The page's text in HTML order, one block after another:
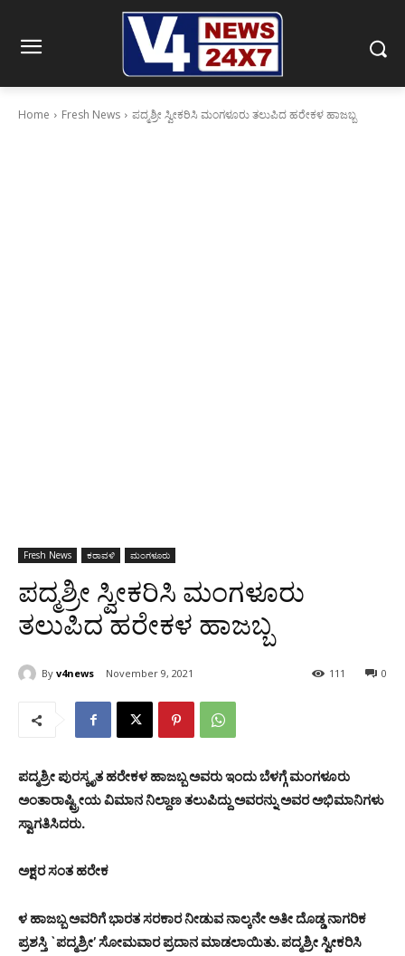
Home Fresh News ಪದ್ಮಶ್ರೀ ಸ್ವೀಕರಿಸಿ ಮಂಗಳೂರು ತಲುಪಿದ ಹರೇಕಳ ಹಾಜಬ್ಬ
Fresh News ಕರಾವಳಿ ಮಂಗಳೂರು
ಪದ್ಮಶ್ರೀ ಸ್ವೀಕರಿಸಿ ಮಂಗಳೂರು
ತಲುಪಿದ ಹರೇಕಳ ಹಾಜಬ್ಬ
By v4news November 9, 2021 0
111
ಪದ್ಮಶ್ರೀ ಪುರಸ್ಕೃತ ಹರೇಕಳ ಹಾಜಬ್ಬ ಅವರು ಇಂದು ಬೆಳಗ್ಗೆ ಮಂಗಳೂರು
ಅಂತಾರಾಷ್ಟ್ರೀಯ ವಿಮಾನ ನಿಲ್ದಾಣ ತಲುಪಿದ್ದು ಅವರನ್ನು ಅವರ ಅಭಿಮಾನಿಗಳು
ಸ್ವಾಗತಿಸಿದರು.
ಅಕ್ಷರ ಸಂತ ಹರೇಕ
ಳ ಹಾಜಬ್ಬ ಅವರಿಗೆ ಭಾರತ ಸರಕಾರ ನೀಡುವ ನಾಲ್ಕನೇ ಅತೀ ದೊಡ್ಡ ನಾಗರಿಕ
ಪ್ರಶಸ್ತಿ `ಪದ್ಮಶ್ರೀ’ ಸೋಮವಾರ ಪ್ರದಾನ ಮಾಡಲಾಯಿತು. ಪದ್ಮಶ್ರೀ ಸ್ವೀಕರಿಸಿ